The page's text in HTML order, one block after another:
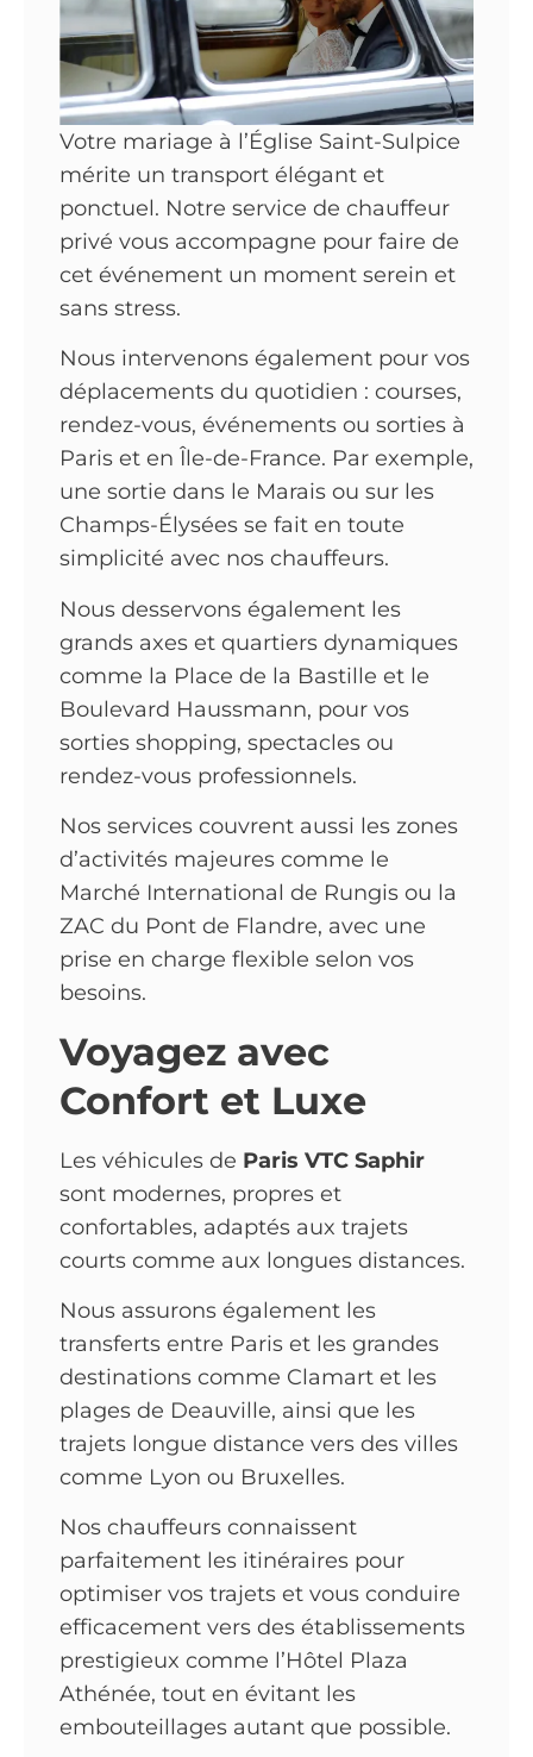
Votre mariage à l’Église Saint-Sulpice
mérite un transport élégant et
ponctuel. Notre service de chauffeur
privé vous accompagne pour faire de
cet événement un moment serein et
sans stress.
Nous intervenons également pour vos
déplacements du quotidien : courses,
rendez-vous, événements ou sorties à
Paris et en Île-de-France. Par exemple,
une sortie dans le Marais ou sur les
Champs-Élysées se fait en toute
simplicité avec nos chauffeurs.
Nous desservons également les
grands axes et quartiers dynamiques
comme la Place de la Bastille et le
Boulevard Haussmann, pour vos
sorties shopping, spectacles ou
rendez-vous professionnels.
Nos services couvrent aussi les zones
d’activités majeures comme le
Marché International de Rungis ou la
ZAC du Pont de Flandre, avec une
prise en charge flexible selon vos
besoins.
Voyagez avec
Confort et Luxe
Les véhicules de Paris VTC Saphir
sont modernes, propres et
confortables, adaptés aux trajets
courts comme aux longues distances.
Nous assurons également les
transferts entre Paris et les grandes
destinations comme Clamart et les
plages de Deauville, ainsi que les
trajets longue distance vers des villes
comme Lyon ou Bruxelles.
Nos chauffeurs connaissent
parfaitement les itinéraires pour
optimiser vos trajets et vous conduire
efficacement vers des établissements
prestigieux comme l’Hôtel Plaza
Athénée, tout en évitant les
embouteillages autant que possible.